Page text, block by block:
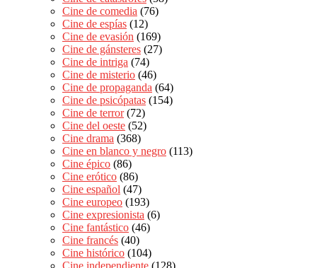
Cine de comedia (76)
Cine de espías (12)
Cine de evasión (169)
Cine de gánsteres (27)
Cine de intriga (74)
Cine de misterio (46)
Cine de propaganda (64)
Cine de psicópatas (154)
Cine de terror(72)
Cine del oeste (52)
Cine drama (368)
Cine en blanco y negro (113)
Cine épico (86)
Cine erótico (86)
Cine español (47)
Cine europeo (193)
Cine expresionista (6)
Cine fantástico (46)
Cine francés (40)
Cine histórico (104)
Cine independiente (128)